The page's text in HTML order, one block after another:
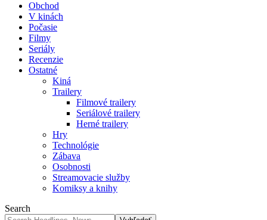
Obchod
V kinách
Počasie
Filmy
Seriály
Recenzie
Ostatné
Kiná
Trailery
Filmové trailery
Seriálové trailery
Herné trailery
Hry
Technológie
Zábava
Osobnosti
Streamovacie služby
Komiksy a knihy
Search